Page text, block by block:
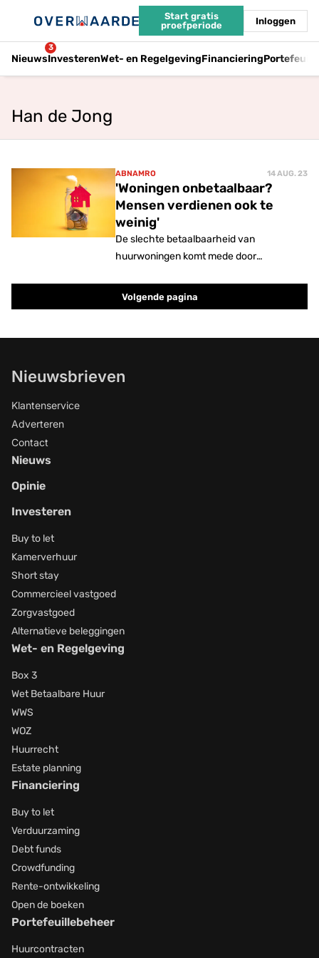
Start gratis
proefperiode
Inloggen
Nieuws
3
InvesterenWet- en RegelgevingFinanciering
Han de Jong
ABNAMRO 14 AUG. 23
'Woningen onbetaalbaar?
Mensen verdienen ook te
weinig'
De slechte betaalbaarheid van
huurwoningen komt mede door
Volgende pagina
Nieuwsbrieven
Klantenservice
Adverteren
Contact
Nieuws
Opinie
Investeren
Buy to let
Kamerverhuur
Short stay
Commercieel vastgoed
Zorgvastgoed
Alternatieve beleggingen
Wet- en Regelgeving
Box 3
Wet Betaalbare Huur
WWS
WOZ
Huurrecht
Estate planning
Financiering
Buy to let
Verduurzaming
Debt funds
Crowdfunding
Rente-ontwikkeling
Open de boeken
Portefeuillebeheer
Huurcontracten